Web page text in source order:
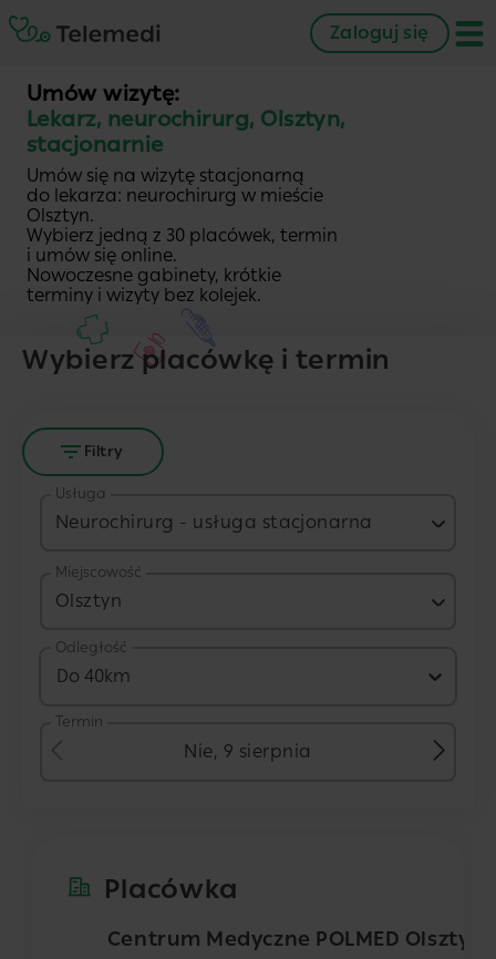
Zaloguj się
Umów wizytę:
Lekarz, neurochirurg, Olsztyn,
stacjonarnie
Umów się na wizytę stacjonarną
do lekarza: neurochirurg w mieście
Olsztyn.
Wybierz jedną z 30 placówek, termin
i umów się online.
Nowoczesne gabinety, krótkie
terminy i wizyty bez kolejek.
Wybierz placówkę i termin
Filtry
Usługa
Neurochirurg - usługa stacjonarna
Miejscowość
Olsztyn
Odległość
Do 40km
Termin
Nie, 9 sierpnia
Placówka
Centrum Medyczne POLMED Olsztyn